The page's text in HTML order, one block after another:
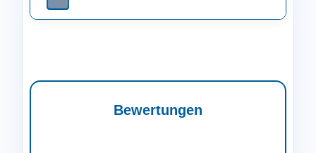
Bewertungen